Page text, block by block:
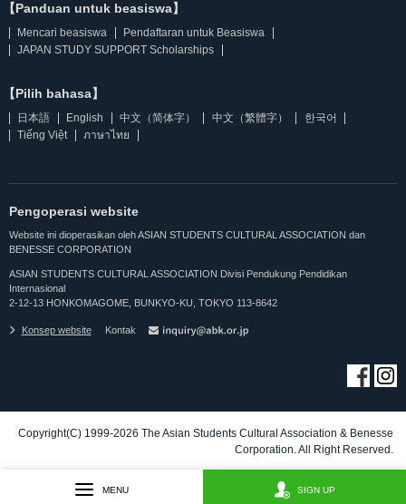
【Panduan untuk beasiswa】
Mencari beasiswa
Pendaftaran untuk Beasiswa
JAPAN STUDY SUPPORT Scholarships
【Pilih bahasa】
日本語 English 中文（简体字） 中文（繁體字）
한국어
Tiếng Việt
ภาษาไทย
Pengoperasi website
Website ini dioperasikan oleh ASIAN STUDENTS CULTURAL ASSOCIATION dan
BENESSE CORPORATION
ASIAN STUDENTS CULTURAL ASSOCIATION Divisi Pendukung Pendidikan
Internasional
2-12-13 HONKOMAGOME, BUNKYO-KU, TOKYO 113-8642
Konsep website Kontak
Copyright(C) 1999-2026 The Asian Students Cultural Association & Benesse
Corporation. All Right Reserved.
MENU SIGN UP